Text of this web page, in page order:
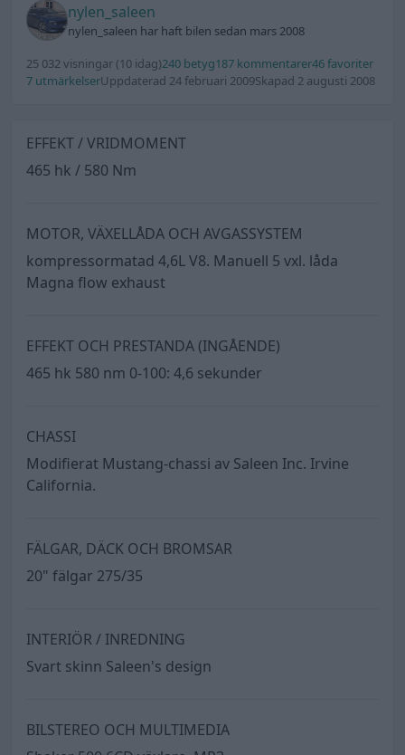
nylen_saleen
nylen_saleen har haft bilen sedan mars 2008
25 032 visningar (10 idag)240 betyg187 kommentarer46 favoriter
7 utmärkelserUppdaterad 24 februari 2009Skapad 2 augusti 2008
EFFEKT / VRIDMOMENT
465 hk / 580 Nm
MOTOR, VÄXELLÅDA OCH AVGASSYSTEM
kompressormatad 4,6L V8. Manuell 5 vxl. låda
Magna flow exhaust
EFFEKT OCH PRESTANDA (INGÅENDE)
465 hk 580 nm 0-100: 4,6 sekunder
CHASSI
Modifierat Mustang-chassi av Saleen Inc. Irvine
California.
FÄLGAR, DÄCK OCH BROMSAR
20" fälgar 275/35
INTERIÖR / INREDNING
Svart skinn Saleen's design
BILSTEREO OCH MULTIMEDIA